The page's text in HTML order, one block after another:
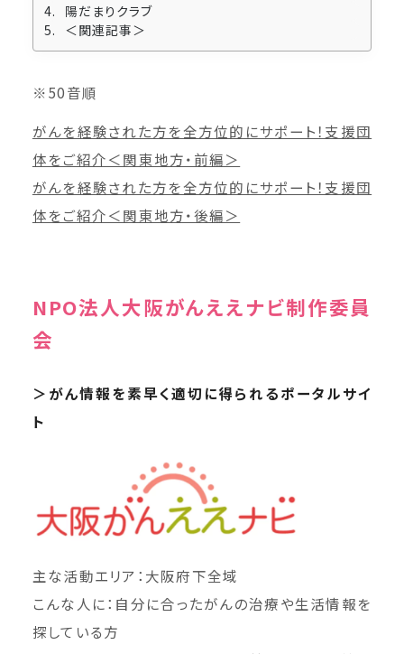
陽だまりクラブ
＜関連記事＞
※50音順
がんを経験された方を全方位的にサポート！支援団
体をご紹介＜関東地方・前編＞
がんを経験された方を全方位的にサポート！支援団
体をご紹介＜関東地方・後編＞
NPO法人大阪がんええナビ制作委員
会
＞がん情報を素早く適切に得られるポータルサイ
ト
主な活動エリア：大阪府下全域
こんな人に：自分に合ったがんの治療や生活情報を
探している方